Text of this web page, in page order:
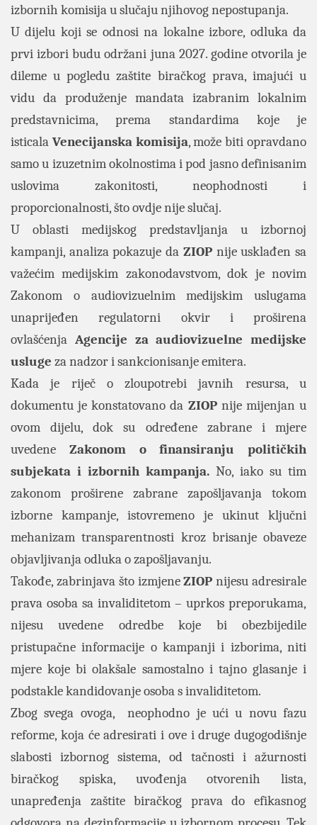
izbornih komisija u slučaju njihovog nepostupanja.
U dijelu koji se odnosi na lokalne izbore, odluka da
prvi izbori budu održani juna 2027. godine otvorila je
dileme u pogledu zaštite biračkog prava, imajući u
vidu da produženje mandata izabranim lokalnim
predstavnicima, prema standardima koje je
isticala Venecijanska komisija, može biti opravdano
samo u izuzetnim okolnostima i pod jasno definisanim
uslovima zakonitosti, neophodnosti i
proporcionalnosti, što ovdje nije slučaj.
U oblasti medijskog predstavljanja u izbornoj
kampanji, analiza pokazuje da ZIOPnije usklađen sa
važećim medijskim zakonodavstvom, dok je novim
Zakonom o audiovizuelnim medijskim uslugama
unaprijeđen regulatorni okvir i proširena
ovlašćenja Agencije za audiovizuelne medijske
usluge za nadzor i sankcionisanje emitera.
Kada je riječ o zloupotrebi javnih resursa, u
dokumentu je konstatovano da ZIOPnije mijenjan u
ovom dijelu, dok su određene zabrane i mjere
uvedene Zakonom o finansiranju političkih
subjekata i izbornih kampanja. No, iako su tim
zakonom proširene zabrane zapošljavanja tokom
izborne kampanje, istovremeno je ukinut ključni
mehanizam transparentnosti kroz brisanje obaveze
objavljivanja odluka o zapošljavanju.
Takođe, zabrinjava što izmjeneZIOP nijesu adresirale
prava osoba sa invaliditetom – uprkos preporukama,
nijesu uvedene odredbe koje bi obezbijedile
pristupačne informacije o kampanji i izborima, niti
mjere koje bi olakšale samostalno i tajno glasanje i
podstakle kandidovanje osoba s invaliditetom.
Zbog svega ovoga, neophodno je ući u novu fazu
reforme, koja će adresirati i ove i druge dugogodišnje
slabosti izbornog sistema, od tačnosti i ažurnosti
biračkog spiska, uvođenja otvorenih lista,
unapređenja zaštite biračkog prava do efikasnog